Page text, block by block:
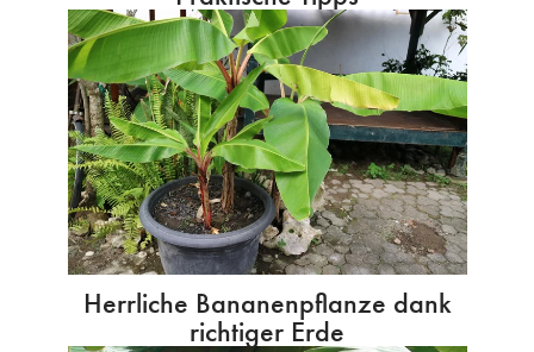
Herrliche Bananenpflanze dank
richtiger Erde